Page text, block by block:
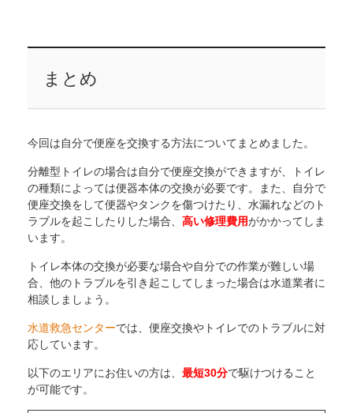
まとめ
今回は自分で便座を交換する方法についてまとめました。
分離型トイレの場合は自分で便座交換ができますが、トイレ
の種類によっては便器本体の交換が必要です。また、自分で
便座交換をして便器やタンクを傷つけたり、水漏れなどのト
ラブルを起こしたりした場合、 高い修理費用がかかってしま
います。
トイレ本体の交換が必要な場合や自分での作業が難しい場
合、他のトラブルを引き起こしてしまった場合は水道業者に
相談しましょう。
水道救急センターでは、便座交換やトイレでのトラブルに対
応しています。
以下のエリアにお住いの方は、 最短30分で駆けつけること
が可能です。